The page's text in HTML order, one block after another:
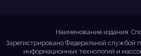
Наименование издания:
Зарегистрировано Федеральной службой
информационных технологий и